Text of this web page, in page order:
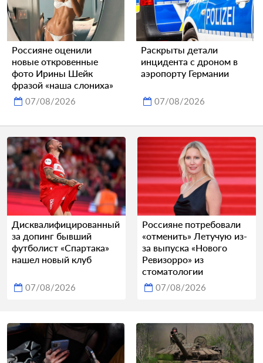
Россияне оценили
новые откровенные
фото Ирины Шейк
фразой «наша слониха»
07/08/2026
Раскрыты детали
инцидента с дроном в
аэропорту Германии
07/08/2026
Дисквалифицированный
за допинг бывший
футболист «Спартака»
нашел новый клуб
07/08/2026
Россияне потребовали
«отменить» Летучую из-
за выпуска «Нового
Ревизорро» из
стоматологии
07/08/2026